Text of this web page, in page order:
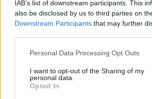
IAB’s list of downstream participants. This
also be disclosed by us to third parties on
Downstream Participants that may further
Personal Data Processing Opt Outs
I want to opt-out of the Sharing of my
personal data.
Opted In
vaiko gyvybių išgelbėti nepavyko
Žinios | Lietuvos diena
32 laipsnių šilumos
Žinios | Orai